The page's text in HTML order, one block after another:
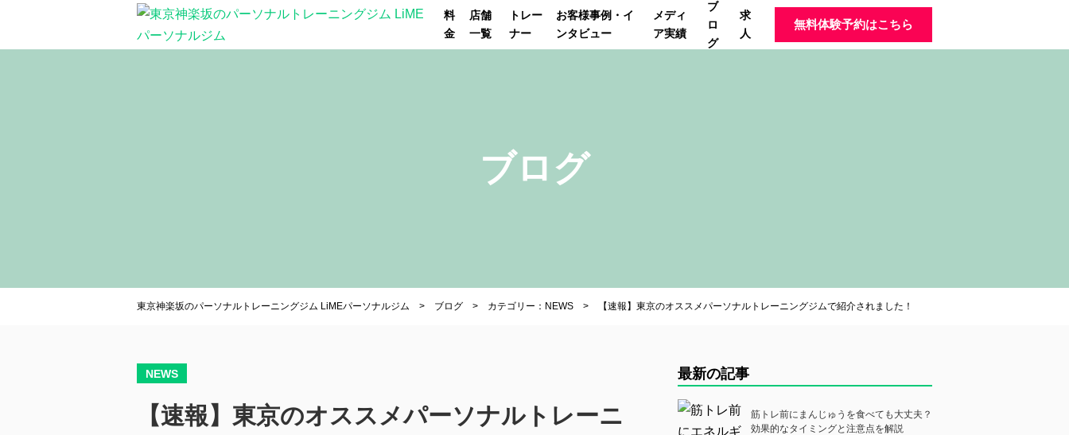
料
金
店舗
一覧
トレー
ナー
お客様事例・イ
ンタビュー
メディ
ア実績
ブ
ロ
グ
求
人
無料体験予約はこちら
ブログ
東京神楽坂のパーソナルトレーニングジム LiMEパーソナルジム ブログ カテゴリー：NEWS 【速報】東京のオススメパーソナルトレーニングジムで紹介されました！
NEWS
【速報】東京のオススメパーソナルトレーニ
最新の記事
筋トレ前にまんじゅうを食べても大丈夫？
効果的なタイミングと注意点を解説